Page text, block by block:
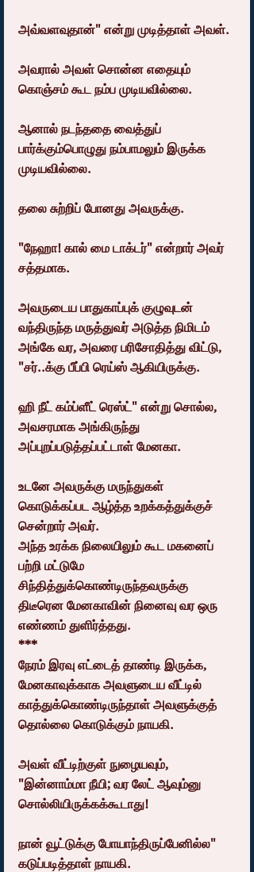
அவ்வளவுதான்" என்று முடித்தாள் அவள்.
அவரால் அவள் சொன்ன எதையும்
கொஞ்சம் கூட நம்ப முடியவில்லை.
ஆனால் நடந்ததை வைத்துப்
பார்க்கும்பொழுது நம்பாமலும் இருக்க
முடியவில்லை.
தலை சுற்றிப் போனது அவருக்கு.
"நேஹா! கால் மை டாக்டர்" என்றார் அவர்
சத்தமாக.
அவருடைய பாதுகாப்புக் குழுவுடன்
வந்திருந்த மருத்துவர் அடுத்த நிமிடம்
அங்கே வர, அவரை பரிசோதித்து விட்டு,
"சர்..க்கு பீப்பி ரெய்ஸ் ஆகியிருக்கு.
ஹி நீட் கம்ப்ளீட் ரெஸ்ட்" என்று சொல்ல,
அவசரமாக அங்கிருந்து
அப்புறப்படுத்தப்பட்டாள் மேனகா.
உடனே அவருக்கு மருந்துகள்
கொடுக்கப்பட ஆழ்த்த உறக்கத்துக்குச்
சென்றார் அவர்.
அந்த உரக்க நிலையிலும் கூட மகனைப்
பற்றி மட்டுமே
சிந்தித்துக்கொண்டிருந்தவருக்கு
திடீரென மேனகாவின் நினைவு வர ஒரு
எண்ணம் துளிர்த்தது.
***
நேரம் இரவு எட்டைத் தாண்டி இருக்க,
மேனகாவுக்காக அவளுடைய வீட்டில்
காத்துக்கொண்டிருந்தாள் அவளுக்குத்
தொல்லை கொடுக்கும் நாயகி.
அவள் வீட்டிற்குள் நுழையவும்,
"இன்னாம்மா நீயி; வர லேட் ஆவும்னு
சொல்லியிருக்கக்கூடாது!
நான் வூட்டுக்கு போயாந்திருப்பேனில்ல"
கடுப்படித்தாள் நாயகி.